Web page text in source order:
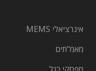
אינרציאלי MEMS
מאמ"תים